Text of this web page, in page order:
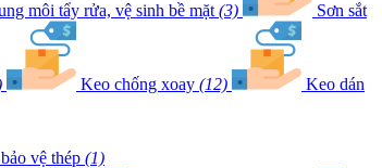
môi tẩy rửa, vệ sinh bề mặt (3) Sơn sắt
Keo chống xoay (12) Keo dán
vệ thép (1)